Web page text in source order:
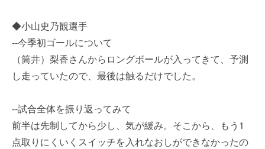
◆小山史乃観選手
--今季初ゴールについて
（筒井）梨香さんからロングボールが入ってきて、予測
し走っていたので、最後は触るだけでした。
--試合全体を振り返ってみて
前半は先制してから少し、気が緩み。そこから、もう1
点取りにくいくスイッチを入れなおしができなかったの